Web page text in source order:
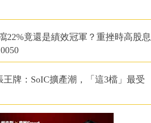
22%竟還是績效冠軍？重挫時高股息
王牌：SoIC擴產潮，「這3檔」最受